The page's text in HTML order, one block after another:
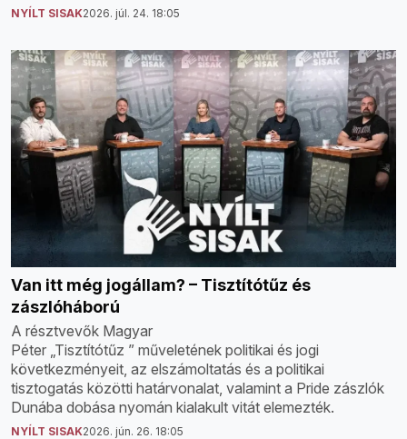
NYÍLT SISAK2026. júl. 24. 18:05
Van itt még jogállam? – Tisztítótűz és
zászlóháború
A résztvevők Magyar
Péter „Tisztítótűz ” műveletének politikai és jogi
következményeit, az elszámoltatás és a politikai
tisztogatás közötti határvonalat, valamint a Pride zászlók
Dunába dobása nyomán kialakult vitát elemezték.
NYÍLT SISAK2026. jún. 26. 18:05